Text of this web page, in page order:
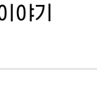
야기